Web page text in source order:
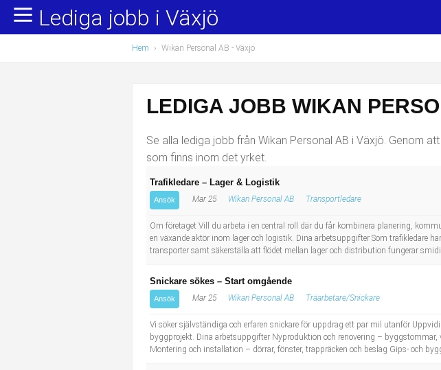
Yrkesområden
Administration, ekonomi, juridik
Försäljning, inköp, marknadsföring
Hotell, restaurang, storhushåll
Installation, drift, underhåll
Populära jobb
Undersköterska, hemtjänst och äldreboende
Lärare i förskola/Förskollärare
Bussförare/Busschaufför
Behandlingsassistent/Socialpedagog
Lediga jobb i Växjö
Hem › Wikan Personal AB - Växjö
LEDIGA JOBB WIKAN
Se alla lediga jobb från Wikan Personal AB i Växjö. Genom
som finns inom det yrket.
Trafikledare – Lager & Logistik
Ansök Mar 25 Wikan Personal AB Transportledare
Om företaget Vill du arbeta i en central roll där du får kombinera planering,
en växande aktör inom lager och logistik. Dina arbetsuppgifter Som trafikledare
transporter samt säkerställa att flödet mellan lager och distribution fungerar
Snickare sökes – Start omgående
Ansök Mar 25 Wikan Personal AB Träarbetare/Snickare
Vi söker självständiga och erfaren snickare för uppdrag ett par mil utanför
byggprojekt. Dina arbetsuppgifter Nyproduktion och renovering –
Montering och installation – dörrar, fönster, trappräcken och beslag Gips- och